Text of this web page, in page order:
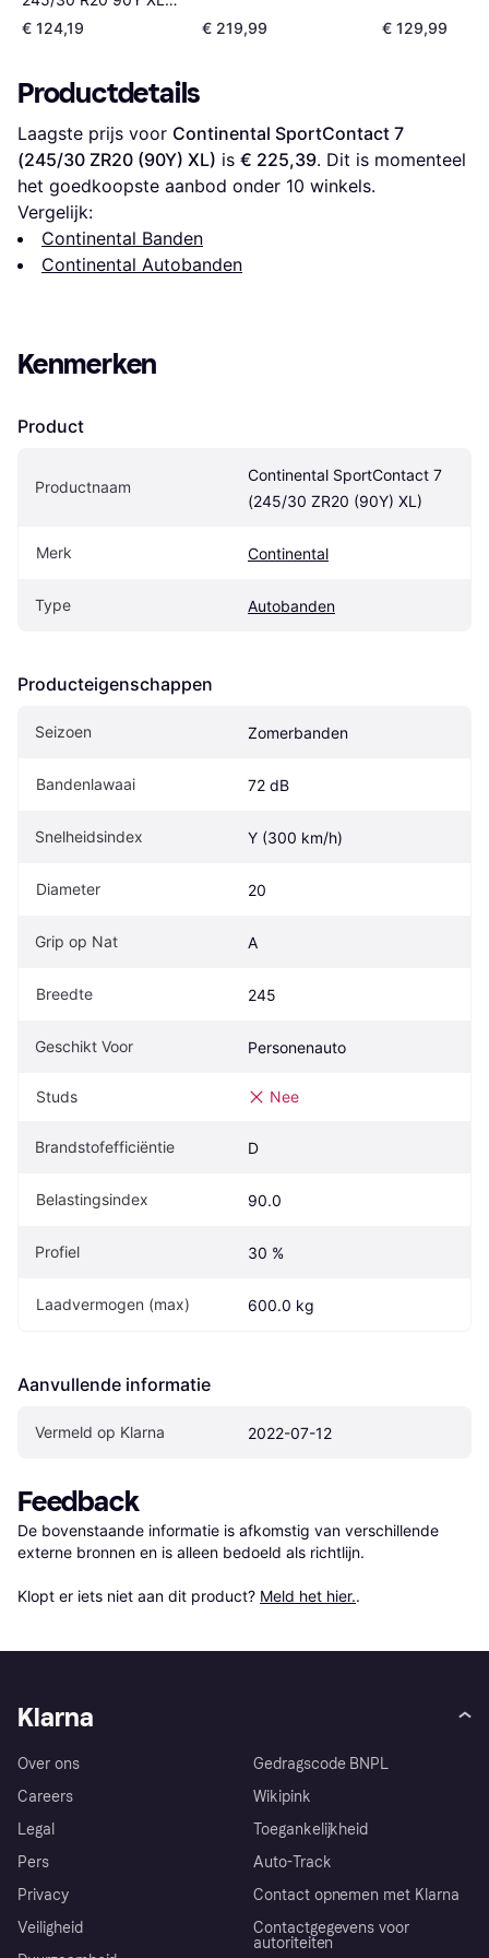
4PR RPB
€ 124,19 € 219,99 € 129,99
Productdetails
Laagste prijs voor Continental SportContact 7
(245/30 ZR20 (90Y) XL) is € 225,39. Dit is momenteel
het goedkoopste aanbod onder 10 winkels.
Vergelijk:
Continental Banden
Continental Autobanden
Kenmerken
Product
Productnaam
Continental SportContact 7
(245/30 ZR20 (90Y) XL)
Merk Continental
Type Autobanden
Producteigenschappen
Seizoen Zomerbanden
Bandenlawaai 72 dB
Snelheidsindex Y (300 km/h)
Diameter 20
Grip op Nat A
Breedte 245
Geschikt Voor Personenauto
Studs Nee
Brandstofefficiëntie D
Belastingsindex 90.0
Profiel 30 %
Laadvermogen (max) 600.0 kg
Aanvullende informatie
Vermeld op Klarna 2022-07-12
Feedback
De bovenstaande informatie is afkomstig van verschillende
externe bronnen en is alleen bedoeld als richtlijn.
Klopt er iets niet aan dit product? Meld het hier..
Klarna
Over ons
Careers
Legal
Pers
Privacy
Veiligheid
Gedragscode BNPL
Wikipink
Toegankelijkheid
Auto-Track
Contact opnemen met Klarna
Contactgegevens voor
autoriteiten